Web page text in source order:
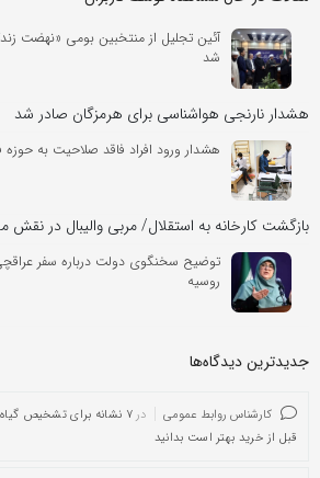
آئین تجلیل از منتخبین بومی «نهضت
شد
هشدار نارنجی هواشناسی برای هرمزگان صادر شد
هشدار ورود افراد فاقد صلاحیت به حوزه
بازگشت کارخانه به استقلال/ مربی والیبال در نقش
توضیح سخنگوی دولت درباره سفر
روسیه
جدیدترین دیدگاه‌‌ها
کارشناس روابط عمومی در
۷ نشانه برای تشخیص
قبل از خرید بهتر است بدانید